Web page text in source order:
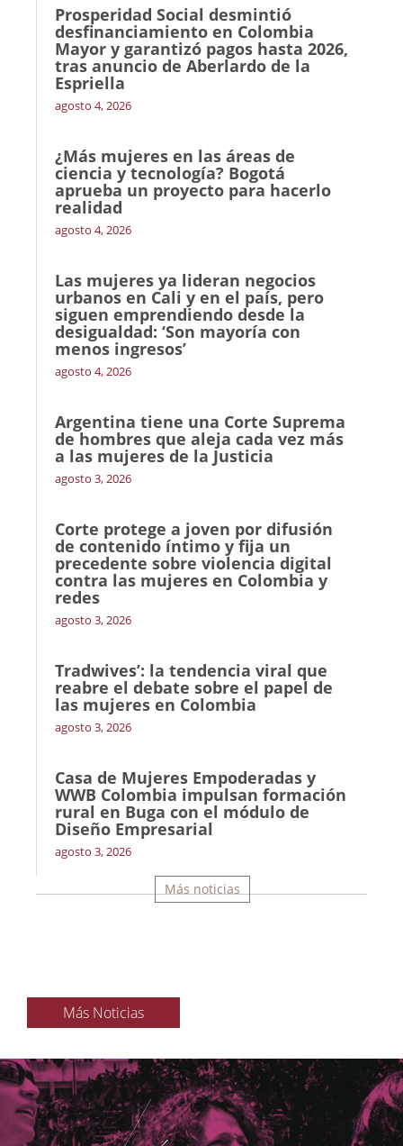
Prosperidad Social desmintió
desfinanciamiento en Colombia
Mayor y garantizó pagos hasta 2026,
tras anuncio de Aberlardo de la
Espriella
agosto 4, 2026
¿Más mujeres en las áreas de
ciencia y tecnología? Bogotá
aprueba un proyecto para hacerlo
realidad
agosto 4, 2026
Las mujeres ya lideran negocios
urbanos en Cali y en el país, pero
siguen emprendiendo desde la
desigualdad: ‘Son mayoría con
menos ingresos’
agosto 4, 2026
Argentina tiene una Corte Suprema
de hombres que aleja cada vez más
a las mujeres de la Justicia
agosto 3, 2026
Corte protege a joven por difusión
de contenido íntimo y fija un
precedente sobre violencia digital
contra las mujeres en Colombia y
redes
agosto 3, 2026
Tradwives’: la tendencia viral que
reabre el debate sobre el papel de
las mujeres en Colombia
agosto 3, 2026
Casa de Mujeres Empoderadas y
WWB Colombia impulsan formación
rural en Buga con el módulo de
Diseño Empresarial
agosto 3, 2026
Más noticias
Más Noticias